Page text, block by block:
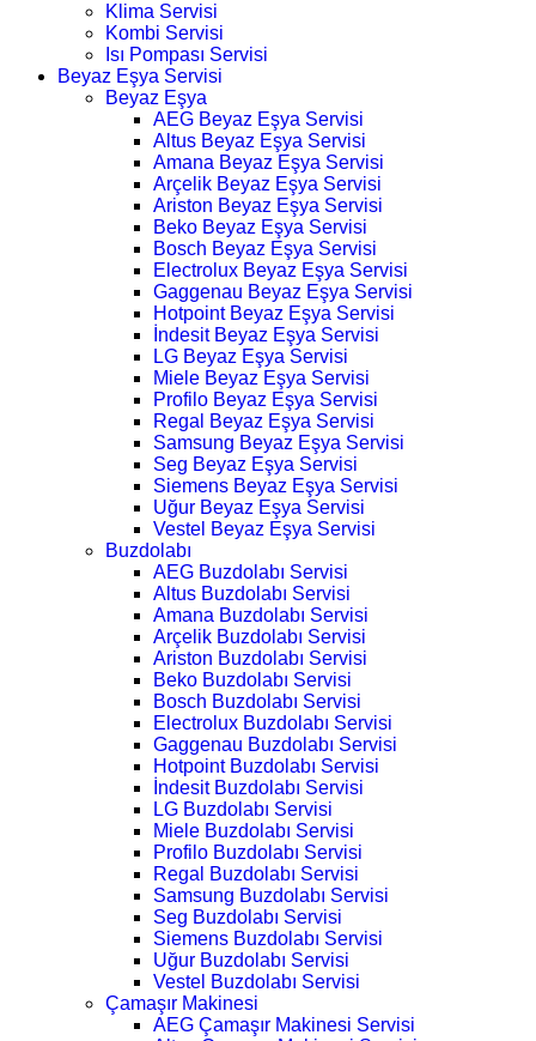
Klima Servisi
Kombi Servisi
Isı Pompası Servisi
Beyaz Eşya Servisi
Beyaz Eşya
AEG Beyaz Eşya Servisi
Altus Beyaz Eşya Servisi
Amana Beyaz Eşya Servisi
Arçelik Beyaz Eşya Servisi
Ariston Beyaz Eşya Servisi
Beko Beyaz Eşya Servisi
Bosch Beyaz Eşya Servisi
Electrolux Beyaz Eşya Servisi
Gaggenau Beyaz Eşya Servisi
Hotpoint Beyaz Eşya Servisi
İndesit Beyaz Eşya Servisi
LG Beyaz Eşya Servisi
Miele Beyaz Eşya Servisi
Profilo Beyaz Eşya Servisi
Regal Beyaz Eşya Servisi
Samsung Beyaz Eşya Servisi
Seg Beyaz Eşya Servisi
Siemens Beyaz Eşya Servisi
Uğur Beyaz Eşya Servisi
Vestel Beyaz Eşya Servisi
Buzdolabı
AEG Buzdolabı Servisi
Altus Buzdolabı Servisi
Amana Buzdolabı Servisi
Arçelik Buzdolabı Servisi
Ariston Buzdolabı Servisi
Beko Buzdolabı Servisi
Bosch Buzdolabı Servisi
Electrolux Buzdolabı Servisi
Gaggenau Buzdolabı Servisi
Hotpoint Buzdolabı Servisi
İndesit Buzdolabı Servisi
LG Buzdolabı Servisi
Miele Buzdolabı Servisi
Profilo Buzdolabı Servisi
Regal Buzdolabı Servisi
Samsung Buzdolabı Servisi
Seg Buzdolabı Servisi
Siemens Buzdolabı Servisi
Uğur Buzdolabı Servisi
Vestel Buzdolabı Servisi
Çamaşır Makinesi
AEG Çamaşır Makinesi Servisi